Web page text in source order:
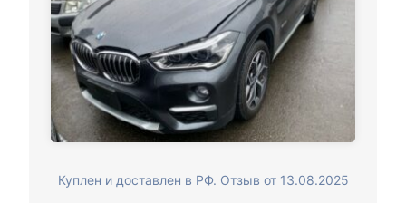
Куплен и доставлен в РФ. Отзыв от 13.08.2025